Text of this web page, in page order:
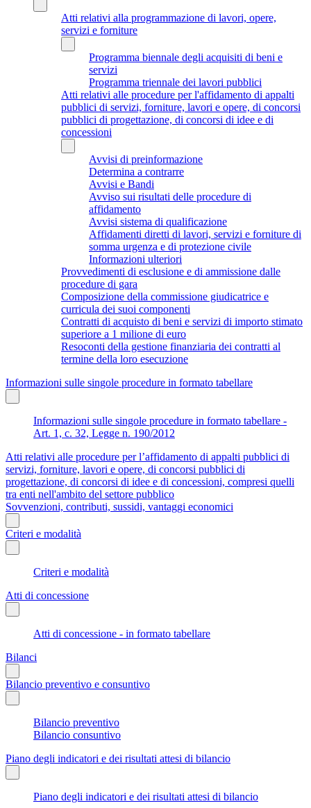
Atti relativi alla programmazione di lavori, opere,
servizi e forniture
Programma biennale degli acquisiti di beni e
servizi
Programma triennale dei lavori pubblici
Atti relativi alle procedure per l'affidamento di appalti
pubblici di servizi, forniture, lavori e opere, di concorsi
pubblici di progettazione, di concorsi di idee e di
concessioni
Avvisi di preinformazione
Determina a contrarre
Avvisi e Bandi
Avviso sui risultati delle procedure di
affidamento
Avvisi sistema di qualificazione
Affidamenti diretti di lavori, servizi e forniture di
somma urgenza e di protezione civile
Informazioni ulteriori
Provvedimenti di esclusione e di ammissione dalle
procedure di gara
Composizione della commissione giudicatrice e
curricula dei suoi componenti
Contratti di acquisto di beni e servizi di importo stimato
superiore a 1 milione di euro
Resoconti della gestione finanziaria dei contratti al
termine della loro esecuzione
Informazioni sulle singole procedure in formato tabellare
Informazioni sulle singole procedure in formato tabellare -
Art. 1, c. 32, Legge n. 190/2012
Atti relativi alle procedure per l’affidamento di appalti pubblici di
servizi, forniture, lavori e opere, di concorsi pubblici di
progettazione, di concorsi di idee e di concessioni, compresi quelli
tra enti nell'ambito del settore pubblico
Sovvenzioni, contributi, sussidi, vantaggi economici
Criteri e modalità
Criteri e modalità
Atti di concessione
Atti di concessione - in formato tabellare
Bilanci
Bilancio preventivo e consuntivo
Bilancio preventivo
Bilancio consuntivo
Piano degli indicatori e dei risultati attesi di bilancio
Piano degli indicatori e dei risultati attesi di bilancio